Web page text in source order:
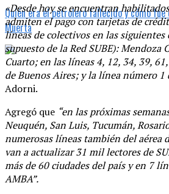
Quién era el petrolero fallecido y cómo fue
Muerta
«Desde hoy se encuentran
admiten el pago con tarjetas de
líneas de colectivos en las siguientes
supuesto de la Red SUBE): Mendoza
Cuarto; en las líneas 4, 12, 34, 39,
de Buenos Aires; y la línea número 1
Adorni.
Agregó que “en las próximas
Neuquén, San Luis, Tucumán,
numerosas líneas también del aérea
van a actualizar 31 mil lectores de
más de 60 ciudades del país y en 7
AMBA”.